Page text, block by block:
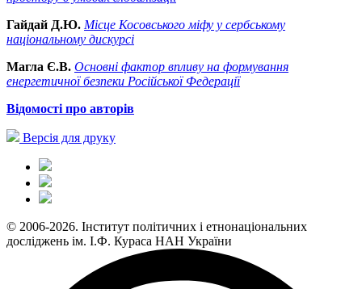
Гайдай Д.Ю. Місце Косовського міфу у сербському
національному дискурсі
Магла Є.В. Основні фактор впливу на формування
енергетичної безпеки Російської Федерації
Відомості про авторів
Версія для друку
© 2006-2026. Інститут політичних і етнонаціональних
досліджень ім. І.Ф. Кураса НАН України